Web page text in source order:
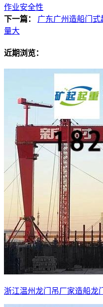
作业安全性
下一篇：
广东广州造船门
量大
近期浏览：
浙江温州龙门吊厂家造船龙